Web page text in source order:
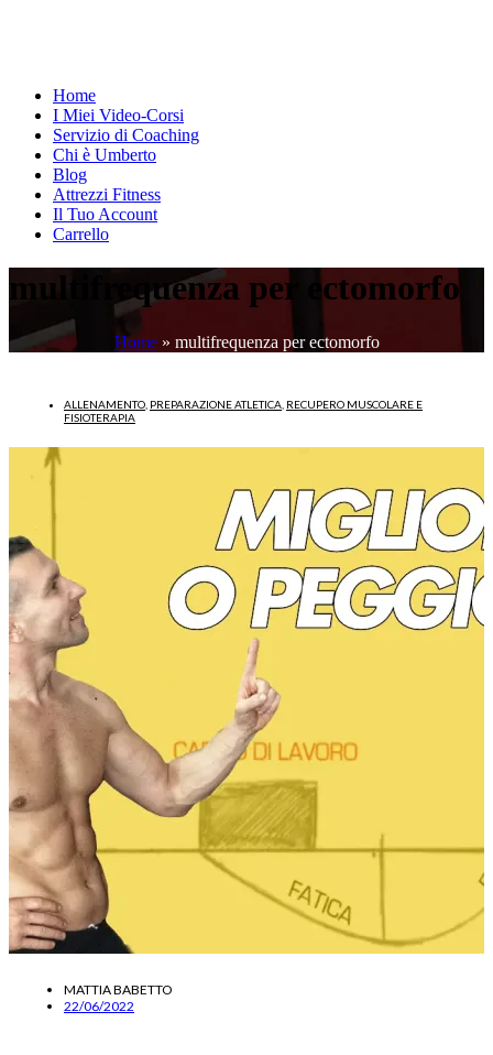
Home
I Miei Video-Corsi
Servizio di Coaching
Chi è Umberto
Blog
Attrezzi Fitness
Il Tuo Account
Carrello
multifrequenza per ectomorfo
Home» multifrequenza per ectomorfo
ALLENAMENTO PREPARAZIONE ATLETICA RECUPERO MUSCOLARE E
FISIOTERAPIA
MATTIA BABETTO
22/06/2022